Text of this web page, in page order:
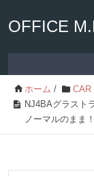
OFFICE
ホーム / CAR
NJ4BAグラスト
ノーマルのまま